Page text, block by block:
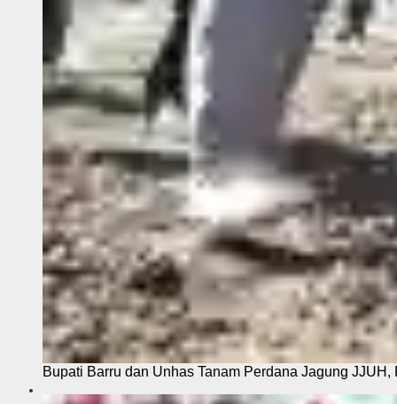
Bupati Barru dan Unhas Tanam Perdana Jagung